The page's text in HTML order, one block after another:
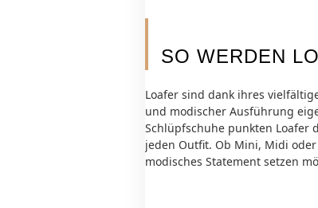
SO WERDEN
Loafer sind dank ihres
und modischer Ausführung
Schlüpfschuhe punkten Loafer
jeden Outfit. Ob Mini, Midi
modisches Statement setzen